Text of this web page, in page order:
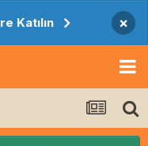
Katılın ×